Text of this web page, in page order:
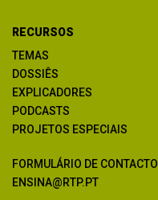
RECURSOS
TEMAS
DOSSIÊS
EXPLICADORES
PODCASTS
PROJETOS ESPECIAIS
FORMULÁRIO DE CONTACTO
ENSINA@RTP.PT